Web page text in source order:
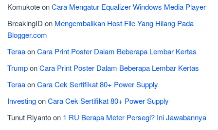
KomukoteonCara Mengatur Equalizer Windows Media Player
BreakingID on Mengembalikan Host File Yang Hilang Pada
Blogger.com
TeraaonCara Print Poster Dalam Beberapa Lembar Kertas
TrumponCara Print Poster Dalam Beberapa Lembar Kertas
TeraaonCara Cek Sertifikat 80+ Power Supply
InvestingonCara Cek Sertifikat 80+ Power Supply
Tunut Riyantoon 1 RU Berapa Meter Persegi? Ini Jawabannya